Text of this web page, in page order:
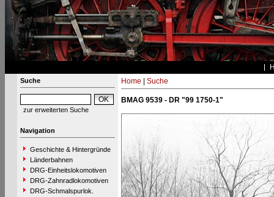
Suche
zur erweiterten Suche
Navigation
Geschichte & Hintergründe
Länderbahnen
DRG-Einheitslokomotiven
DRG-Zahnradlokomotiven
DRG-Schmalspurlok.
Home Suche
BMAG 9539 - DR "99 1750-1"